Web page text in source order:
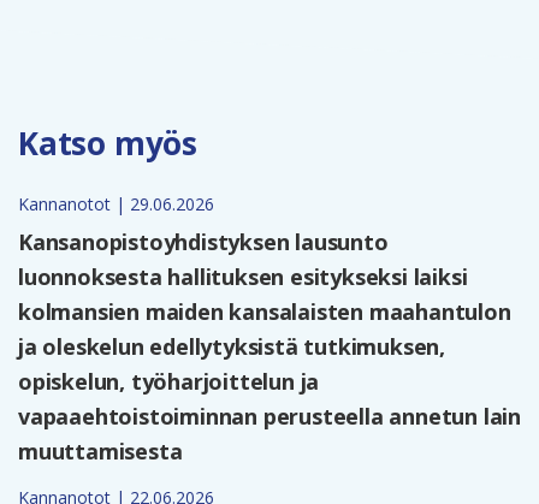
Katso myös
Kannanotot | 29.06.2026
Kansanopistoyhdistyksen lausunto
luonnoksesta hallituksen esitykseksi laiksi
kolmansien maiden kansalaisten maahantulon
ja oleskelun edellytyksistä tutkimuksen,
opiskelun, työharjoittelun ja
vapaaehtoistoiminnan perusteella annetun lain
muuttamisesta
Kannanotot | 22.06.2026